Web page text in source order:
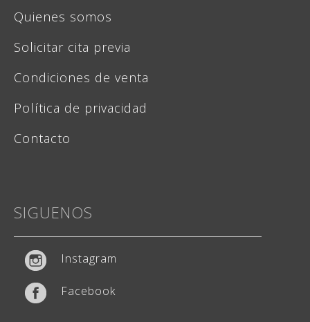
Quienes somos
Solicitar cita previa
Condiciones de venta
Política de privacidad
Contacto
SIGUENOS
Instagram
Facebook
Weddingstudio